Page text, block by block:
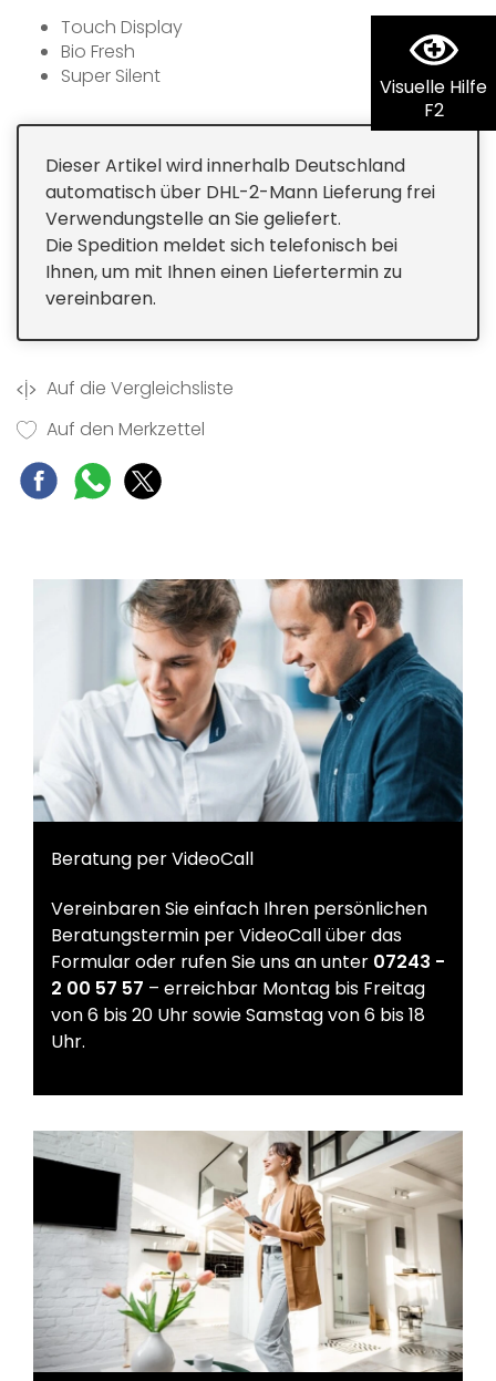
Visuelle Hilfe
F2
Touch Display
Bio Fresh
Super Silent
SmartDeviceBox nachrüstbar
Dieser Artikel wird innerhalb Deutschland
automatisch über DHL-2-Mann Lieferung frei
Verwendungstelle an Sie geliefert.
Die Spedition meldet sich telefonisch bei
Ihnen, um mit Ihnen einen Liefertermin zu
vereinbaren.
Auf die Vergleichsliste
Auf den Merkzettel
Beratung per VideoCall
Vereinbaren Sie einfach Ihren persönlichen
Beratungstermin per VideoCall über das
Formular oder rufen Sie uns an unter 07243 -
2 00 57 57 – erreichbar Montag bis Freitag
von 6 bis 20 Uhr sowie Samstag von 6 bis 18
Uhr.